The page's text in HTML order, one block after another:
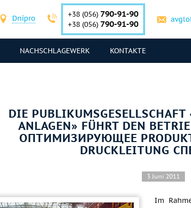
Dnipro +38 (056) 790-91-90
+38 (056) 790-91-90
NACHSCHLAGEWERK KONTAKTE
DIE
ANLAGEN» FÜHRT DEN
ОПТИМИЗИРУЮЩЕЕ
DRUCKLEITUNG
3 Juni 2011
Im